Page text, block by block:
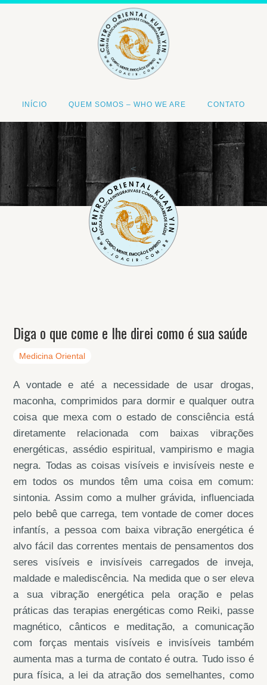
INÍCIO QUEM SOMOS – WHO WE ARE CONTATO
<
Diga o que come e lhe direi como é sua saúde
Medicina Oriental
A vontade e até a necessidade de usar drogas,
maconha, comprimidos para dormir e qualquer outra
coisa que mexa com o estado de consciência está
diretamente relacionada com baixas vibrações
energéticas, assédio espiritual, vampirismo e magia
negra. Todas as coisas visíveis e invisíveis neste e
em todos os mundos têm uma coisa em comum:
sintonia. Assim como a mulher grávida, influenciada
pelo bebê que carrega, tem vontade de comer doces
infantís, a pessoa com baixa vibração energética é
alvo fácil das correntes mentais de pensamentos dos
seres visíveis e invisíveis carregados de inveja,
maldade e malediscência. Na medida que o ser eleva
a sua vibração energética pela oração e pelas
práticas das terapias energéticas como Reiki, passe
magnético, cânticos e meditação, a comunicação
com forças mentais visíveis e invisíveis também
aumenta mas a turma de contato é outra. Tudo isso é
pura física, a lei da atração dos semelhantes, como